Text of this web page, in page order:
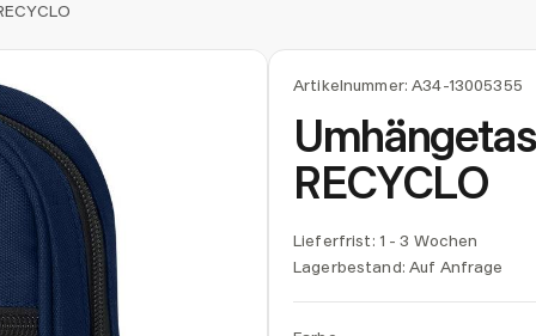
Artikelnummer:A34-13005355
RECYCLO
Lieferfrist: 1 - 3 Wochen
Lagerbestand: Auf Anfrage